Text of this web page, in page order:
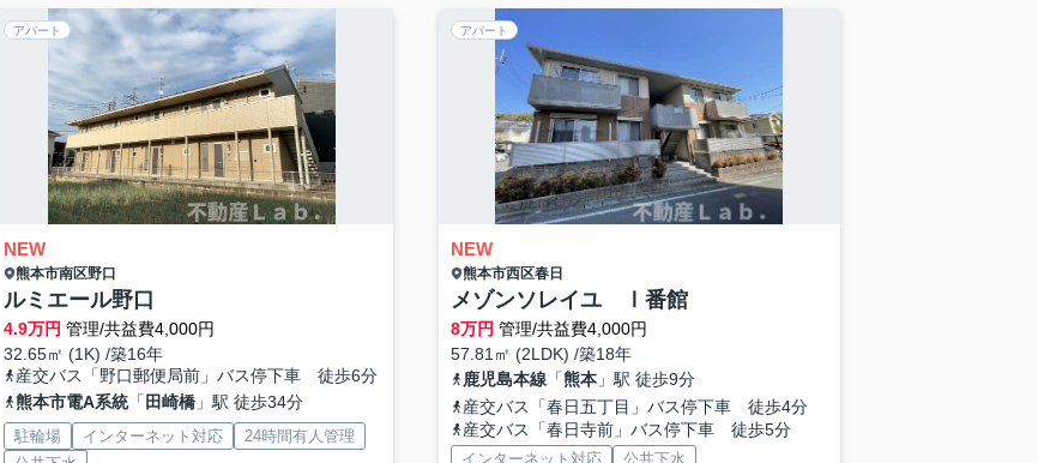
アパート
NEW
熊本市南区野口
ルミエール野口
4.9万円 管理/共益費4,000円
32.65㎡ (1K) /築16年
産交バス「野口郵便局前」バス停下車 徒歩6分
熊本市電A系統「 田崎橋」駅 徒歩34分
駐輪場 インターネット対応
24時間有人管理
アパート
NEW
熊本市西区春日
メゾンソレイユ Ⅰ番館
8万円 管理/共益費4,000円
57.81㎡ (2LDK) /築18年
鹿児島本線「熊本」駅 徒歩9分
産交バス「春日五丁目」バス停下車 徒歩4分
産交バス「春日寺前」バス停下車 徒歩5分
インターネット対応 公共下水